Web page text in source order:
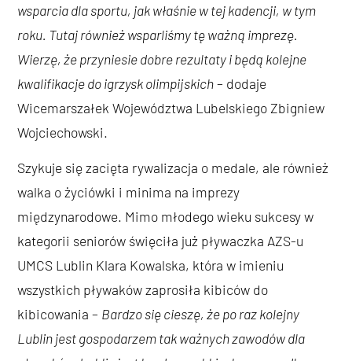
wsparcia dla sportu, jak właśnie w tej kadencji, w tym
roku. Tutaj również wsparliśmy tę ważną imprezę.
Wierzę, że przyniesie dobre rezultaty i będą kolejne
kwalifikacje do igrzysk olimpijskich– dodaje
Wicemarszałek Województwa Lubelskiego Zbigniew
Wojciechowski.
Szykuje się zacięta rywalizacja o medale, ale również
walka o życiówki i minima na imprezy
międzynarodowe. Mimo młodego wieku sukcesy w
kategorii seniorów święciła już pływaczka AZS-u
UMCS Lublin Klara Kowalska, która w imieniu
wszystkich pływaków zaprosiła kibiców do
kibicowania – Bardzo się cieszę, że po raz kolejny
Lublin jest gospodarzem tak ważnych zawodów dla